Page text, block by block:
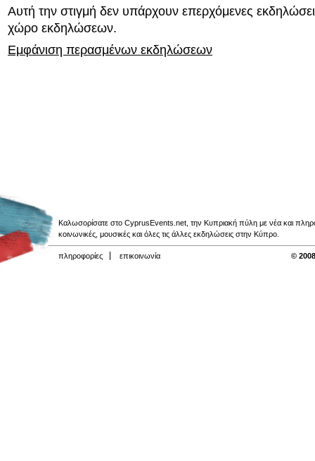
Αυτή την στιγμή δεν υπάρχουν επερχόμενες
χώρο εκδηλώσεων.
Εμφάνιση περασμένων εκδηλώσεων
Καλωσορίσατε στο CyprusEvents.net, την Κυπριακή πύλη με νέα και
κοινωνικές, μουσικές και όλες τις άλλες εκδηλώσεις στην Κύπρο.
πληροφορίες επικοινωνία ©